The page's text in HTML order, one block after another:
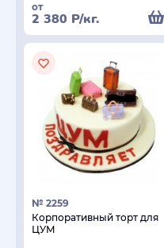
от
2 380 Р/кг.
№ 2259
Корпоративный торт для
ЦУМ